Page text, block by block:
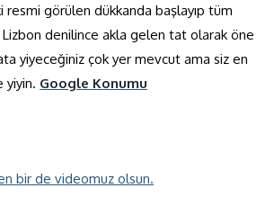
resmi görülen dükkanda başlayıp tüm
Lizbon denilince akla gelen tat olarak öne
yiyeceğiniz çok yer mevcut ama siz en
yiyin. Google Konumu
bir de videomuz olsun.